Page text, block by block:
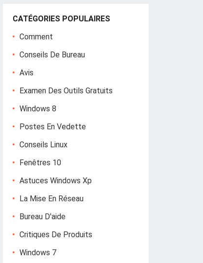
CATÉGORIES POPULAIRES
Comment
Conseils De Bureau
Avis
Examen Des Outils Gratuits
Windows 8
Postes En Vedette
Conseils Linux
Fenêtres 10
Astuces Windows Xp
La Mise En Réseau
Bureau D'aide
Critiques De Produits
Windows 7